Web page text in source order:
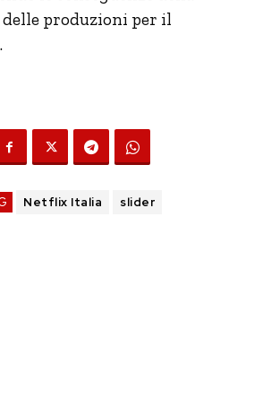
delle produzioni per il
Netflix Italia slider